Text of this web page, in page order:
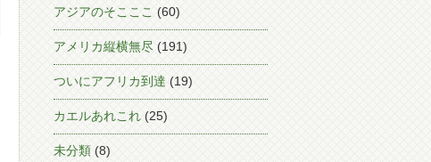
アジアのそこここ (60)
アメリカ縦横無尽 (191)
ついにアフリカ到達 (19)
カエルあれこれ (25)
未分類 (8)